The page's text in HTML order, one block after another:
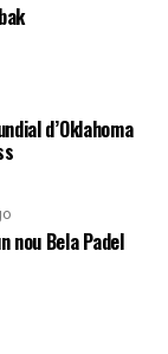
d’Oklahoma
nou Bela Padel